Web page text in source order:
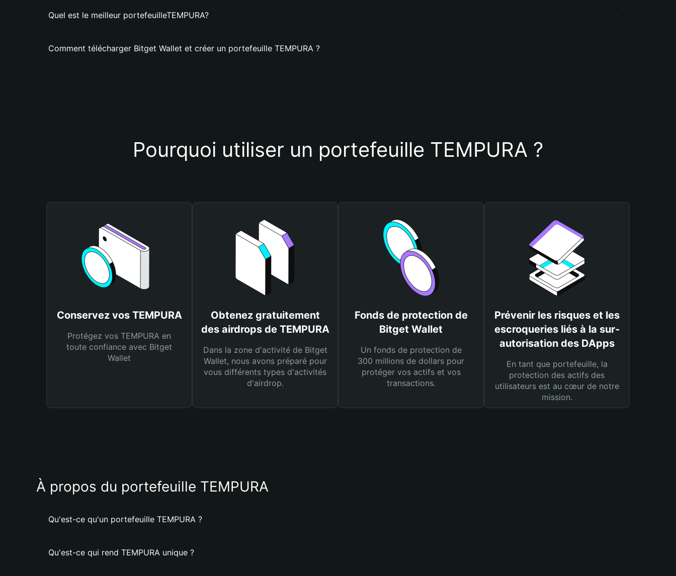
Quel est le meilleur portefeuilleTEMPURA?
Comment télécharger Bitget Wallet et créer un portefeuille TEMPURA ?
Pourquoi utiliser un portefeuille TEMPURA ?
Conservez vos TEMPURA
Protégez vos TEMPURA en
toute confiance avec Bitget
Wallet
Obtenez gratuitement
des airdrops de TEMPURA
Dans la zone d'activité de Bitget
Wallet, nous avons préparé pour
vous différents types d'activités
d'airdrop.
Fonds de protection de
Bitget Wallet
Un fonds de protection de
300 millions de dollars pour
protéger vos actifs et vos
transactions.
Prévenir les risques et les
escroqueries liés à la sur-
autorisation des DApps
En tant que portefeuille, la
protection des actifs des
utilisateurs est au cœur de notre
mission.
À propos du portefeuille TEMPURA
Qu'est-ce qu'un portefeuille TEMPURA ?
Qu'est-ce qui rend TEMPURA unique ?